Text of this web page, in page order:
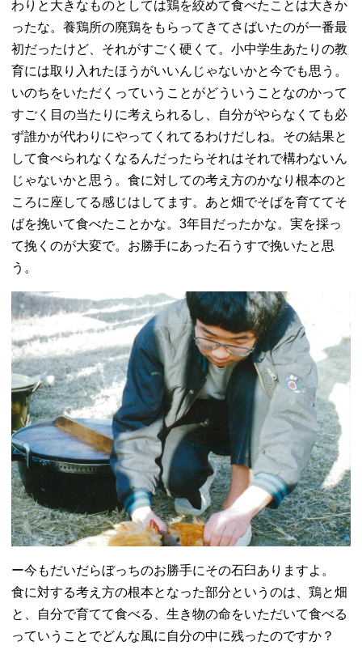
わりと大きなものとしては鶏を絞めて食べたことは大きか
ったな。養鶏所の廃鶏をもらってきてさばいたのが一番最
初だったけど、それがすごく硬くて。小中学生あたりの教
育には取り入れたほうがいいんじゃないかと今でも思う。
いのちをいただくっていうことがどういうことなのかって
すごく目の当たりに考えられるし、自分がやらなくても必
ず誰かが代わりにやってくれてるわけだしね。その結果と
して食べられなくなるんだったらそれはそれで構わないん
じゃないかと思う。食に対しての考え方のかなり根本のと
ころに座してる感じはしてます。あと畑でそばを育ててそ
ばを挽いて食べたことかな。3年目だったかな。実を採っ
て挽くのが大変で。お勝手にあった石うすで挽いたと思
う。
ー今もだいだらぼっちのお勝手にその石臼ありますよ。
食に対する考え方の根本となった部分というのは、鶏と畑
と、自分で育てて食べる、生き物の命をいただいて食べる
っていうことでどんな風に自分の中に残ったのですか？